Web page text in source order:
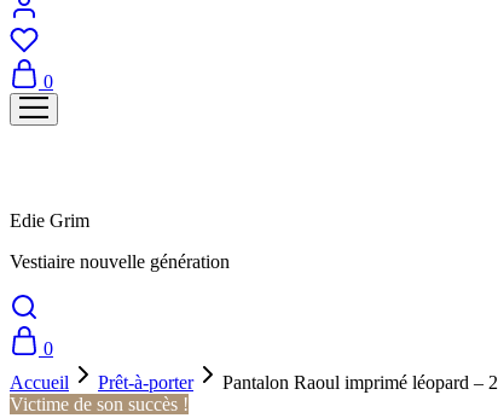
0
Edie Grim
Vestiaire nouvelle génération
0
Accueil
Prêt-à-porter
Pantalon Raoul imprimé léopard – 2
Victime de son succès !